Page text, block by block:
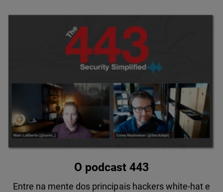
O podcast 443
Entre na mente dos principais hackers white-hat e